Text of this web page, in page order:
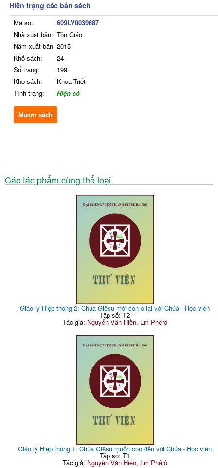
Hiện trạng các bản sách
Mã số:
609LV0039687
Nhà xuất bản: Tôn Giáo
Năm xuất bản: 2015
Khổ sách:
24
Số trang:
199
Kho sách:
Khoa Triết
Tình trạng:
Hiện có
Mượn sách
Các tác phẩm cùng thể loại
Giáo lý Hiệp thông 2: Chúa Giêsu mời con ở lại với Chúa - Học viên
Tập số: T2
Tác giả: Nguyễn Văn Hiền, Lm Phêrô
Giáo lý Hiệp thông 1: Chúa Giêsu muốn con đến với Chúa - Học viên
Tập số: T1
Tác giả: Nguyễn Văn Hiền, Lm Phêrô